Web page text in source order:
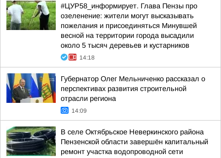
#ЦУР58_информирует. Глава Пензы про
озеленение: жители могут высказывать
пожелания и присоединяться Минувшей
весной на территории города высадили
около 5 тысяч деревьев и кустарников
14:18
Губернатор Олег Мельниченко рассказал о
перспективах развития строительной
отрасли региона
14:09
В селе Октябрьское Неверкинского района
Пензенской области завершён капитальный
ремонт участка водопроводной сети